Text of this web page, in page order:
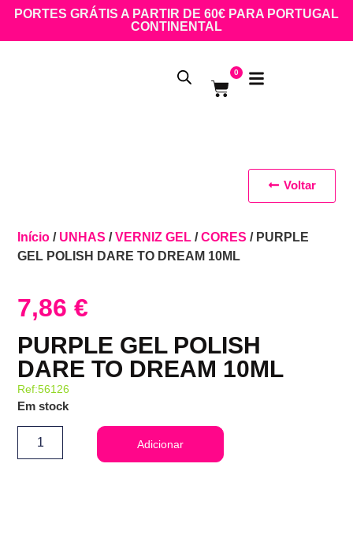
PORTES GRÁTIS A PARTIR DE 60€ PARA PORTUGAL
CONTINENTAL
0
Início / UNHAS /VERNIZ GEL /CORES / PURPLE
GEL POLISH DARE TO DREAM 10ML
7,86€
PURPLE GEL POLISH
DARE TO DREAM 10ML
Ref:56126
Em stock
Adicionar
Voltar